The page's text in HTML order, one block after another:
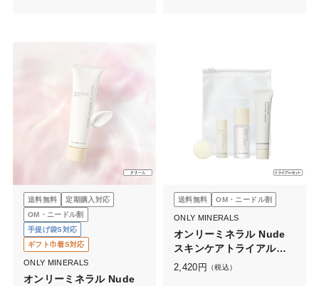
送料無料
定期購入対応
OM・ニードル割
手提げ袋S対応
ギフト巾着S対応
ONLY MINERALS
オンリーミネラル Nude
送料無料 OM・ニードル割
ONLY MINERALS
オンリーミネラル Nude
スキンケアトライアルセ
ットN
2,420 円 （税込）